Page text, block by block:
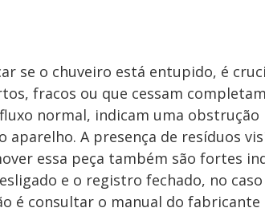
se o chuveiro está entupido, é
fracos ou que cessam
normal, indicam uma
aparelho. A presença de resíduos
essa peça também são fortes
e o registro fechado, no
é consultar o manual do